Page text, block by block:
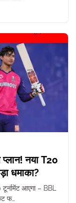
नया T20
धमाका?
आएगा – BBL
फ…